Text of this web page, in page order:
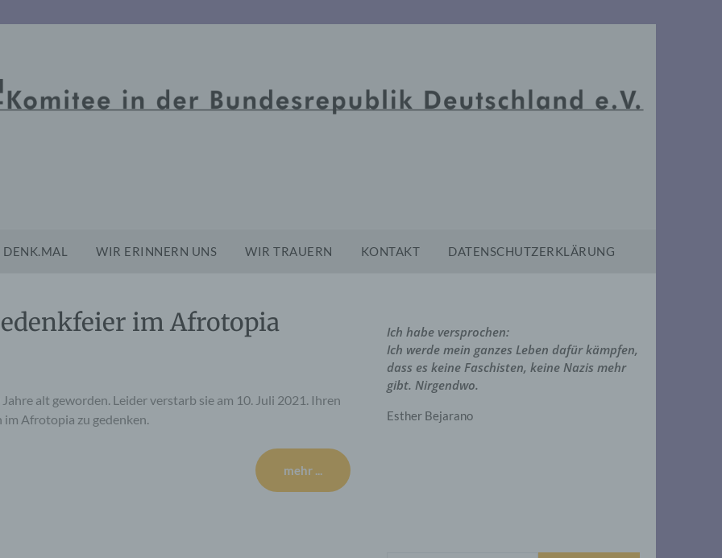
DENK.MAL WIR ERINNERN UNS WIR TRAUERN KONTAKT DATENSCHUTZERKLÄRUNG
im Afrotopia
alt geworden. Leider verstarb sie am 10. Juli 2021. Ihren
Afrotopia zu gedenken.
mehr ...
Ich habe versprochen:
Ich werde mein ganzes Leben dafür kämpfen,
dass es keine Faschisten, keine Nazis mehr
gibt. Nirgendwo.
Esther Bejarano